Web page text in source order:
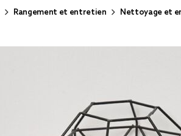
Rangement et entretien Nettoyage et